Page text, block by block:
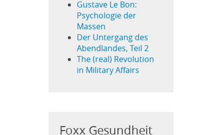
Gustave Le Bon:
Psychologie der
Massen
Der Untergang des
Abendlandes, Teil 2
The (real) Revolution
in Military Affairs
Foxx Gesundheit